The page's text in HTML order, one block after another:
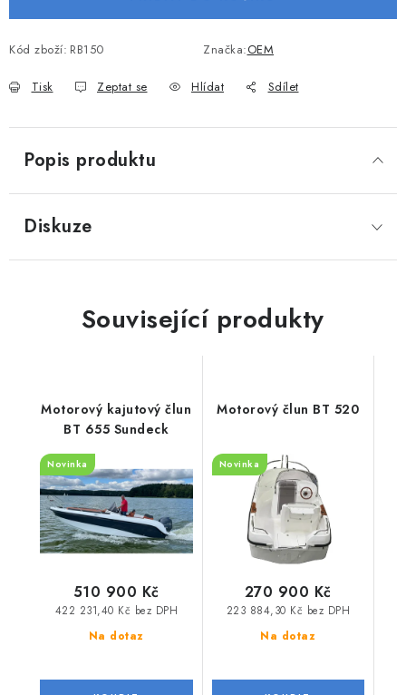
PŘÍVĚSY K LODÍM
ZNAČKY
Obchodní podmínky
Podmínky ochrany osobních údajů
Kód zboží: RB150 Značka:OEM
Tisk Zeptat se Hlídat Sdílet
Popis produktu
Diskuze
Související produkty
Motorový kajutový člun
BT 655 Sundeck
Novinka
Na dotaz
422 231,40 Kč bez DPH
510 900 Kč
Motorový člun BT 520
Novinka
Na dotaz
223 884,30 Kč bez DPH
270 900 Kč